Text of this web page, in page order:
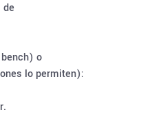
o
lo permiten):